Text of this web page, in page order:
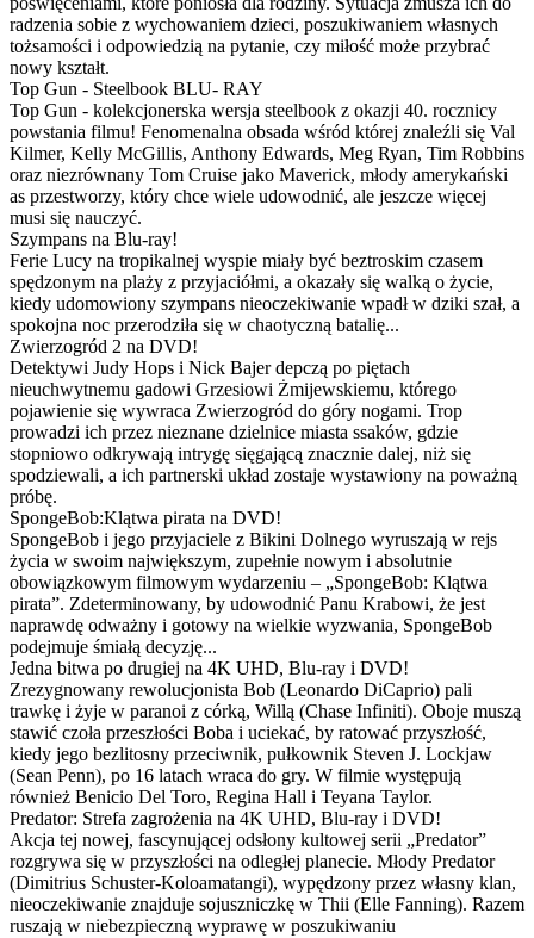
radzenia sobie z wychowaniem dzieci, poszukiwaniem własnych
tożsamości i odpowiedzią na pytanie, czy miłość może przybrać
nowy kształt.
Top Gun - Steelbook BLU- RAY
Top Gun - kolekcjonerska wersja steelbook z okazji 40. rocznicy
powstania filmu! Fenomenalna obsada wśród której znaleźli się Val
Kilmer, Kelly McGillis, Anthony Edwards, Meg Ryan, Tim Robbins
oraz niezrównany Tom Cruise jako Maverick, młody amerykański
as przestworzy, który chce wiele udowodnić, ale jeszcze więcej
musi się nauczyć.
Szympans na Blu-ray!
Ferie Lucy na tropikalnej wyspie miały być beztroskim czasem
spędzonym na plaży z przyjaciółmi, a okazały się walką o życie,
kiedy udomowiony szympans nieoczekiwanie wpadł w dziki szał, a
spokojna noc przerodziła się w chaotyczną batalię...
Zwierzogród 2 na DVD!
Detektywi Judy Hops i Nick Bajer depczą po piętach
nieuchwytnemu gadowi Grzesiowi Żmijewskiemu, którego
pojawienie się wywraca Zwierzogród do góry nogami. Trop
prowadzi ich przez nieznane dzielnice miasta ssaków, gdzie
stopniowo odkrywają intrygę sięgającą znacznie dalej, niż się
spodziewali, a ich partnerski układ zostaje wystawiony na poważną
próbę.
SpongeBob:Klątwa pirata na DVD!
SpongeBob i jego przyjaciele z Bikini Dolnego wyruszają w rejs
życia w swoim największym, zupełnie nowym i absolutnie
obowiązkowym filmowym wydarzeniu – „SpongeBob: Klątwa
pirata”. Zdeterminowany, by udowodnić Panu Krabowi, że jest
naprawdę odważny i gotowy na wielkie wyzwania, SpongeBob
podejmuje śmiałą decyzję...
Jedna bitwa po drugiej na 4K UHD, Blu-ray i DVD!
Zrezygnowany rewolucjonista Bob (Leonardo DiCaprio) pali
trawkę i żyje w paranoi z córką, Willą (Chase Infiniti). Oboje muszą
stawić czoła przeszłości Boba i uciekać, by ratować przyszłość,
kiedy jego bezlitosny przeciwnik, pułkownik Steven J. Lockjaw
(Sean Penn), po 16 latach wraca do gry. W filmie występują
również Benicio Del Toro, Regina Hall i Teyana Taylor.
Predator: Strefa zagrożenia na 4K UHD, Blu-ray i DVD!
Akcja tej nowej, fascynującej odsłony kultowej serii „Predator”
rozgrywa się w przyszłości na odległej planecie. Młody Predator
(Dimitrius Schuster-Koloamatangi), wypędzony przez własny klan,
nieoczekiwanie znajduje sojuszniczkę w Thii (Elle Fanning). Razem
ruszają w niebezpieczną wyprawę w poszukiwaniu